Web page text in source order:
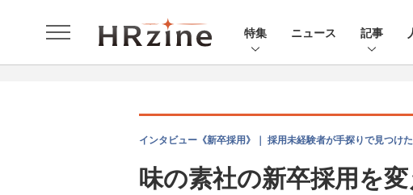
特集 ニュース 記事
インタビュー《新卒採用》｜ 採用未経験者が手探りで見つけ
味の素社の新卒採用を